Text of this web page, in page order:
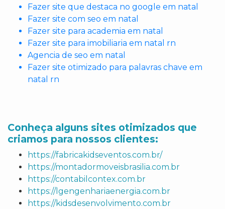
Fazer site que destaca no google em natal
Fazer site com seo em natal
Fazer site para academia em natal
Fazer site para imobiliaria em natal rn
Agencia de seo em natal
Fazer site otimizado para palavras chave em
natal rn
Conheça alguns sites otimizados que
criamos para nossos clientes:
https://fabricakidseventos.com.br/
https://montadormoveisbrasilia.com.br
https://contabilcontex.com.br
https://lgengenhariaenergia.com.br
https://kidsdesenvolvimento.com.br